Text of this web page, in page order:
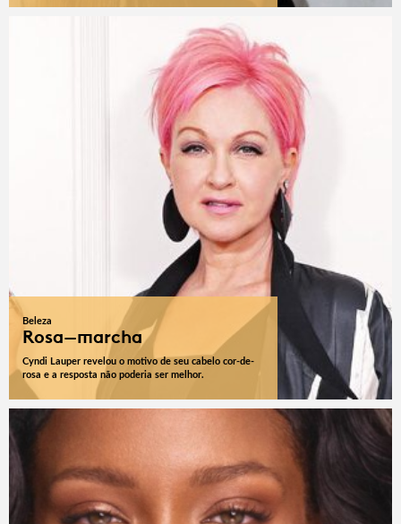
Beleza
Rosa-marcha
Cyndi Lauper revelou o motivo de seu cabelo cor-de-
rosa e a resposta não poderia ser melhor.